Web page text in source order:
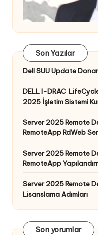
Son Yazılar
Dell SUU Update
DELL I-DRAC
2025 İşletim Sistemi
Server 2025 Remote
RemoteApp RdWeb
Server 2025 Remote
RemoteApp
Server 2025 Remote
Lisanslama Adımları
Son yorumlar